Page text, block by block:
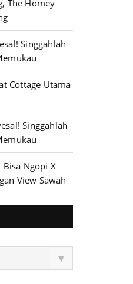
The Homey
Singgahlah
Cottage Utama
Singgahlah
Bisa Ngopi X
View Sawah
▾